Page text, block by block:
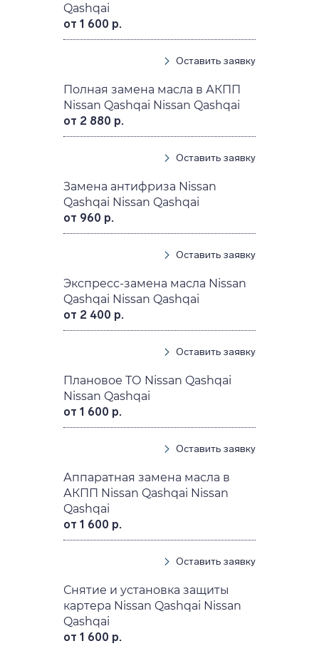
Qashqai
от 1 600 р.
Оставить заявку
Полная замена масла в АКПП
Nissan Qashqai Nissan Qashqai
от 2 880 р.
Оставить заявку
Замена антифриза Nissan
Qashqai Nissan Qashqai
от 960 р.
Оставить заявку
Экспресс-замена масла Nissan
Qashqai Nissan Qashqai
от 2 400 р.
Оставить заявку
Плановое ТО Nissan Qashqai
Nissan Qashqai
от 1 600 р.
Оставить заявку
Аппаратная замена масла в
АКПП Nissan Qashqai Nissan
Qashqai
от 1 600 р.
Оставить заявку
Снятие и установка защиты
картера Nissan Qashqai Nissan
Qashqai
от 1 600 р.